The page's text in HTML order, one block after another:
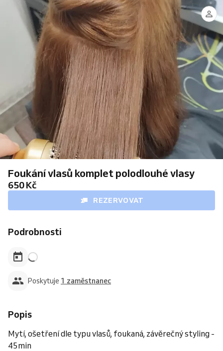
Foukání vlasů komplet polodlouhé vlasy
650 Kč
REZERVOVAT
Podrobnosti
Poskytuje 1 zaměstnanec
Popis
Mytí, ošetření dle typu vlasů, foukaná, závěrečný styling -
45min
Kotusová